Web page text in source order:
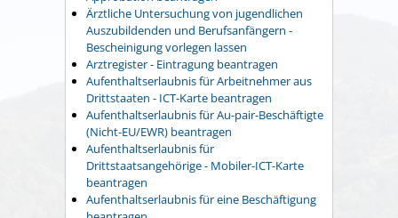
Ärztliche Untersuchung von jugendlichen
Auszubildenden und Berufsanfängern -
Bescheinigung vorlegen lassen
Arztregister - Eintragung beantragen
Aufenthaltserlaubnis für Arbeitnehmer aus
Drittstaaten - ICT-Karte beantragen
Aufenthaltserlaubnis für Au-pair-Beschäftigte
(Nicht-EU/EWR) beantragen
Aufenthaltserlaubnis für
Drittstaatsangehörige - Mobiler-ICT-Karte
beantragen
Aufenthaltserlaubnis für eine Beschäftigung